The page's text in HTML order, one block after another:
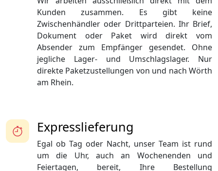
Kunden zusammen. Es gibt keine
Zwischenhändler oder Drittparteien. Ihr Brief,
Dokument oder Paket wird direkt vom
Absender zum Empfänger gesendet. Ohne
jegliche Lager- und Umschlagslager. Nur
direkte Paketzustellungen von und nach Wörth
am Rhein.
Expresslieferung
Egal ob Tag oder Nacht, unser Team ist rund
um die Uhr, auch an Wochenenden und
Feiertagen, bereit, Ihre Bestellung